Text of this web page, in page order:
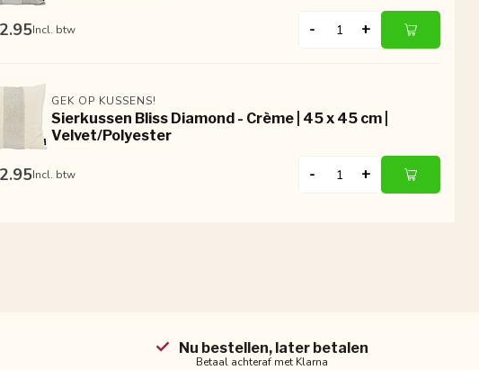
Incl. btw - +
GEK OP KUSSENS!
Sierkussen Bliss Diamond - Crème | 45 x 45 cm |
Velvet/Polyester
Incl. btw - +
Nu bestellen, later betalen
Betaal achteraf met Klarna